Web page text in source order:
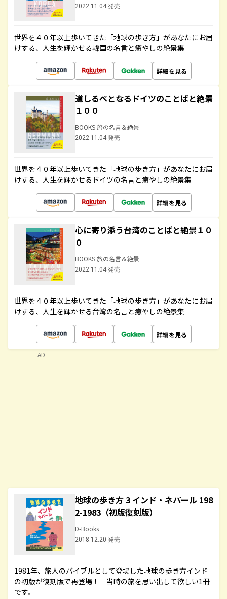
2022.11.04 発売
世界を４０年以上歩いてきた「地球の歩き方」があなたにお届
けする、人生を輝かせる韓国の名言と癒やしの絶景集
詳細を見る
道しるべとなるドイツのことばと絶景
１００
BOOKS 旅の名言＆絶景
2022.11.04 発売
世界を４０年以上歩いてきた「地球の歩き方」があなたにお届
けする、人生を輝かせるドイツの名言と癒やしの絶景集
詳細を見る
心に寄り添う台湾のことばと絶景１０
０
BOOKS 旅の名言＆絶景
2022.11.04 発売
世界を４０年以上歩いてきた「地球の歩き方」があなたにお届
けする、人生を輝かせる台湾の名言と癒やしの絶景集
詳細を見る
地球の歩き方 3 インド・ネパール 198
2-1983（初版復刻版）
D-Books
2018.12.20 発売
1981年、旅人のバイブルとして登場した地球の歩き方インド
の初版が復刻版で再登場！ 当時の旅を思い出して欲しい1冊
です。
AD